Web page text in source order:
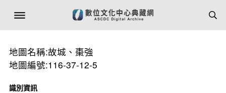
地圖名稱:故城、棗強
地圖編號:116-37-12-5
識別資訊